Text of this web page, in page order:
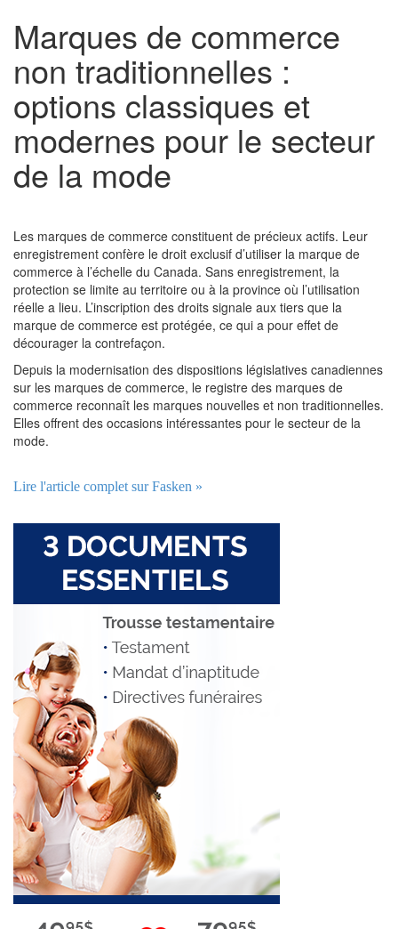
Marques de commerce
non traditionnelles :
options classiques et
modernes pour le secteur
de la mode
Les marques de commerce constituent de précieux actifs. Leur
enregistrement confère le droit exclusif d’utiliser la marque de
commerce à l’échelle du Canada. Sans enregistrement, la
protection se limite au territoire ou à la province où l’utilisation
réelle a lieu. L’inscription des droits signale aux tiers que la
marque de commerce est protégée, ce qui a pour effet de
décourager la contrefaçon.
Depuis la modernisation des dispositions législatives canadiennes
sur les marques de commerce, le registre des marques de
commerce reconnaît les marques nouvelles et non traditionnelles.
Elles offrent des occasions intéressantes pour le secteur de la
mode.
Lire l'article complet sur Fasken »